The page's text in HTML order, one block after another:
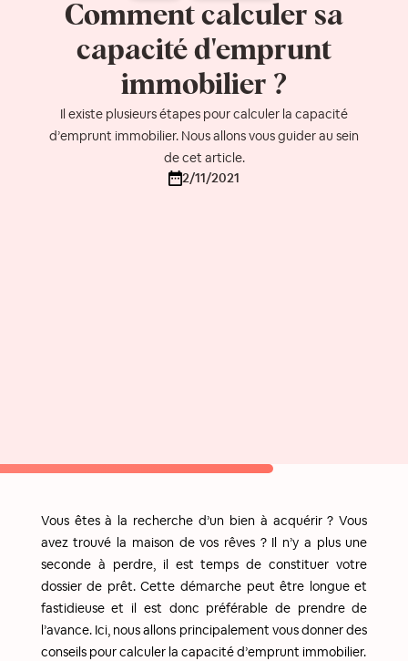
Comment calculer sa
capacité d'emprunt
immobilier ?
Il existe plusieurs étapes pour calculer la capacité
d’emprunt immobilier. Nous allons vous guider au sein
de cet article.
2/11/2021
Vous êtes à la recherche d’un bien à acquérir ? Vous
avez trouvé la maison de vos rêves ? Il n’y a plus une
seconde à perdre, il est temps de constituer votre
dossier de prêt. Cette démarche peut être longue et
fastidieuse et il est donc préférable de prendre de
l’avance. Ici, nous allons principalement vous donner des
conseils pour calculer la capacité d’emprunt immobilier.